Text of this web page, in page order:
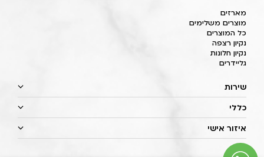
מארזים
מוצרים משלימים
כל המוצרים
נקיון רצפה
נקיון חלונות
גליידרים
שירות
כללי
איזור אישי